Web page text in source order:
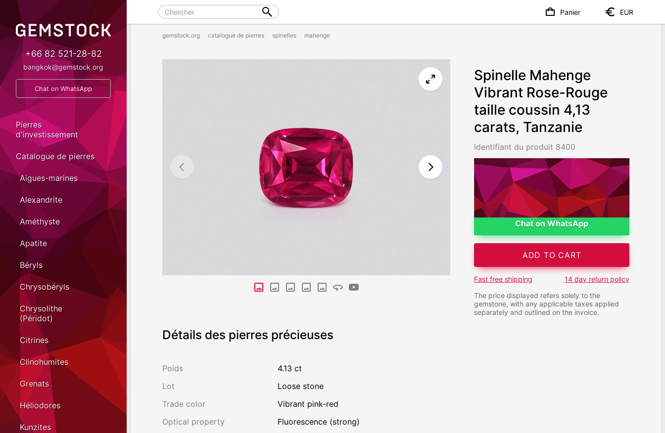
gemstock.org catalogue de pierres spinelles mahenge
Spinelle Mahenge
Vibrant Rose-Rouge
taille coussin 4,13
carats, Tanzanie
Identifiant du produit 8400
€42564/ 10,306
Worldwide shipping
Chat on WhatsApp
ADD TO CART
Fast free shipping
14 day return policy
The price displayed refers solely to the
gemstone, with any applicable taxes applied
separately and outlined on the invoice.
Détails des pierres précieuses
Poids
4.13 ct
Lot
Loose stone
Trade color
Vibrant pink-red
Optical property
Fluorescence (strong)
+66 82 521-28-82
bangkok@gemstock.org
Chat on WhatsApp
Pierres
d'investissement
Catalogue de pierres
Aigues-marines
Alexandrite
Améthyste
Apatite
Béryls
Chrysobéryls
Chrysolithe
(Péridot)
Citrines
Clinohumites
Grenats
Héliodores
Kunzites
Panier EUR